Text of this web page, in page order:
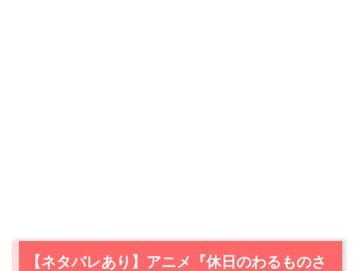
【ネタバレあり】アニメ『休日のわるものさ